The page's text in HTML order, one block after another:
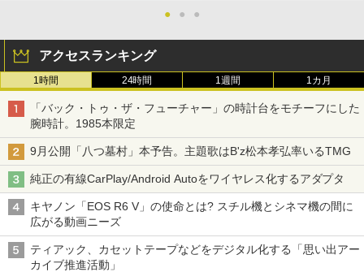
● ● ●
アクセスランキング
1時間 24時間 1週間 1カ月
「バック・トゥ・ザ・フューチャー」の時計台をモチーフにした
腕時計。1985本限定
9月公開「八つ墓村」本予告。主題歌はB'z松本孝弘率いるTMG
純正の有線CarPlay/Android Autoをワイヤレス化するアダプタ
キヤノン「EOS R6 V」の使命とは? スチル機とシネマ機の間に
広がる動画ニーズ
ティアック、カセットテープなどをデジタル化する「思い出アー
カイブ推進活動」